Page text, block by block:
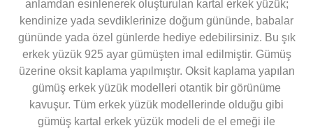
anlamdan esinlenerek oluşturulan kartal erkek yüzük;
kendinize yada sevdiklerinize doğum gününde, babalar
gününde yada özel günlerde hediye edebilirsiniz. Bu şık
erkek yüzük 925 ayar gümüşten imal edilmiştir. Gümüş
üzerine oksit kaplama yapılmıştır. Oksit kaplama yapılan
gümüş erkek yüzük modelleri otantik bir görünüme
kavuşur. Tüm erkek yüzük modellerinde olduğu gibi
gümüş kartal erkek yüzük modeli de el emeği ile